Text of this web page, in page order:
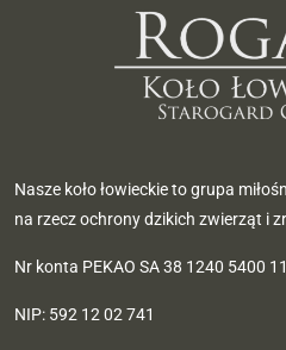
Nasze koło łowieckie to grupa
na rzecz ochrony dzikich zwierząt i
Nr konta PEKAO SA 38 1240 5400
NIP: 592 12 02 741